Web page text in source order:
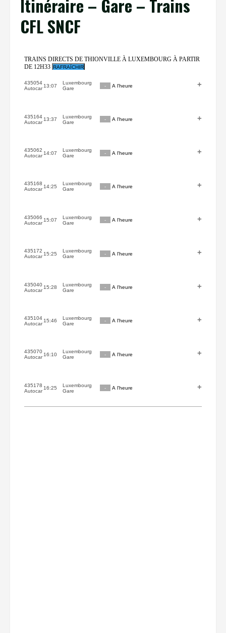
Itinéraire – Gare – Trains
CFL SNCF